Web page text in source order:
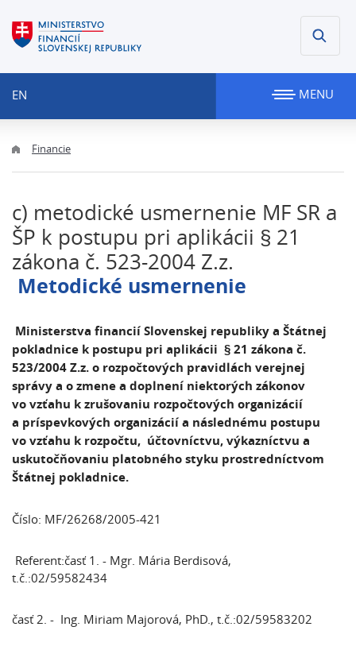
EN MENU
Financie
c) metodické usmernenie MF SR a
ŠP k postupu pri aplikácii § 21
zákona č. 523-2004 Z.z.
Metodické usmernenie
Ministerstva financií Slovenskej republiky a Štátnej
pokladnice k postupu pri aplikácii § 21 zákona č.
523/2004 Z.z. o rozpočtových pravidlách verejnej
správy a o zmene a doplnení niektorých zákonov
vo vzťahu k zrušovaniu rozpočtových organizácií
a príspevkových organizácií a následnému postupu
vo vzťahu k rozpočtu, účtovníctvu, výkazníctvu a
uskutočňovaniu platobného styku prostredníctvom
Štátnej pokladnice.
Číslo: MF/26268/2005-421
Referent:časť 1. - Mgr. Mária Berdisová,
t.č.:02/59582434
časť 2. - Ing. Miriam Majorová, PhD., t.č.:02/59583202